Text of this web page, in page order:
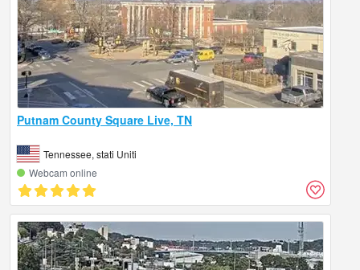
Putnam County Square Live, TN
Tennessee, stati Uniti
Webcam online